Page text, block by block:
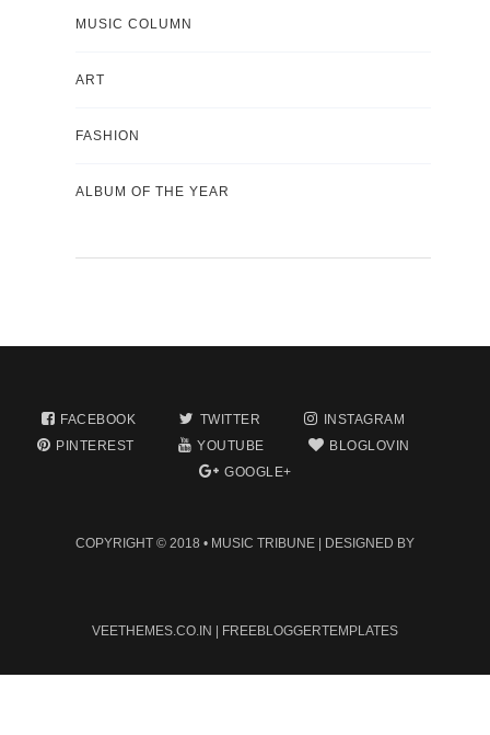
MUSIC COLUMN
ART
FASHION
ALBUM OF THE YEAR
FACEBOOK TWITTER
INSTAGRAM
PINTEREST
YOUTUBE
BLOGLOVIN
GOOGLE+
COPYRIGHT © 2018 • MUSIC TRIBUNE | DESIGNED BY
VEETHEMES.CO.IN FREEBLOGGERTEMPLATES